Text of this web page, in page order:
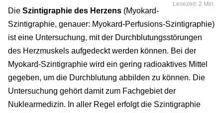
Lesezeit: 2 Min.
Die Szintigraphie des Herzens (Myokard-
Szintigraphie, genauer: Myokard-Perfusions-Szintigraphie)
ist eine Untersuchung, mit der Durchblutungsstörungen
des Herzmuskels aufgedeckt werden können. Bei der
Myokard-Szintigraphie wird ein gering radioaktives Mittel
gegeben, um die Durchblutung abbilden zu können. Die
Untersuchung gehört damit zum Fachgebiet der
Nuklearmedizin. In aller Regel erfolgt die Szintigraphie